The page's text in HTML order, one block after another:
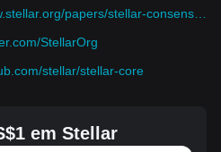
por uma infinidade de fatores
da moeda facilitar transações
rede Stellar usa sua moeda
de transação, o que a diferencia
StellarOrg
stellar/stellar-core
em Stellar